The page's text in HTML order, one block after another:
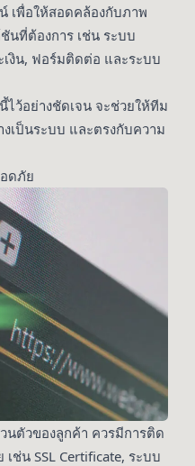
เพื่อให้สอดคล้องกับภาพ
ที่ต้องการ เช่น ระบบ
งิน, ฟอร์มติดต่อ และระบบ
ไว้อย่างชัดเจน จะช่วยให้ทีม
เป็นระบบ และตรงกับความ
ดภัย
นตัวของลูกค้า ควรมีการติด
ช่น SSL Certificate, ระบบ